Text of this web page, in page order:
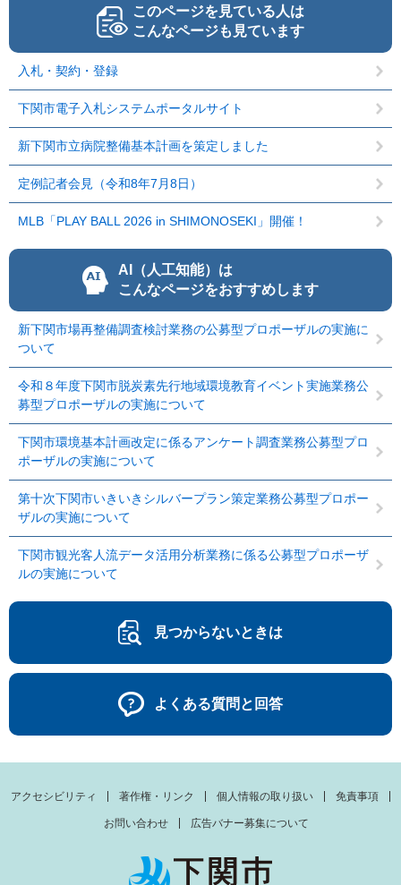
このページを見ている人は
こんなページも見ています
入札・契約・登録
下関市電子入札システムポータルサイト
新下関市立病院整備基本計画を策定しました
定例記者会見（令和8年7月8日）
MLB「PLAY BALL 2026 in SHIMONOSEKI」開催！
AI（人工知能）は
こんなページをおすすめします
新下関市場再整備調査検討業務の公募型プロポーザルの実施に
ついて
令和８年度下関市脱炭素先行地域環境教育イベント実施業務公
募型プロポーザルの実施について
下関市環境基本計画改定に係るアンケート調査業務公募型プロ
ポーザルの実施について
第十次下関市いきいきシルバープラン策定業務公募型プロポー
ザルの実施について
下関市観光客人流データ活用分析業務に係る公募型プロポーザ
ルの実施について
見つからないときは
よくある質問と回答
アクセシビリティ 著作権・リンク 個人情報の取り扱い 免責事項
お問い合わせ 広告バナー募集について